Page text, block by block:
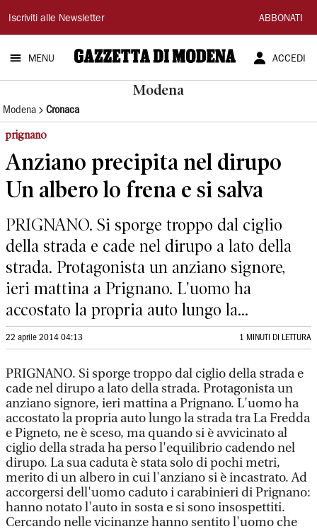
Gazzetta
di
Modena
Iscriviti alle Newsletter ABBONATI
MENU ACCEDI
Modena
Modena Cronaca
prignano
Anziano precipita nel dirupo
Un albero lo frena e si salva
PRIGNANO. Si sporge troppo dal ciglio
della strada e cade nel dirupo a lato della
strada. Protagonista un anziano signore,
ieri mattina a Prignano. L'uomo ha
accostato la propria auto lungo la...
22 aprile 2014 04:13 1 MINUTI DI LETTURA
PRIGNANO. Si sporge troppo dal ciglio della strada e
cade nel dirupo a lato della strada. Protagonista un
anziano signore, ieri mattina a Prignano. L'uomo ha
accostato la propria auto lungo la strada tra La Fredda
e Pigneto, ne è sceso, ma quando si è avvicinato al
ciglio della strada ha perso l'equilibrio cadendo nel
dirupo. La sua caduta è stata solo di pochi metri,
merito di un albero in cui l'anziano si è incastrato. Ad
accorgersi dell'uomo caduto i carabinieri di Prignano:
hanno notato l'auto in sosta e si sono insospettiti.
Cercando nelle vicinanze hanno sentito l'uomo che